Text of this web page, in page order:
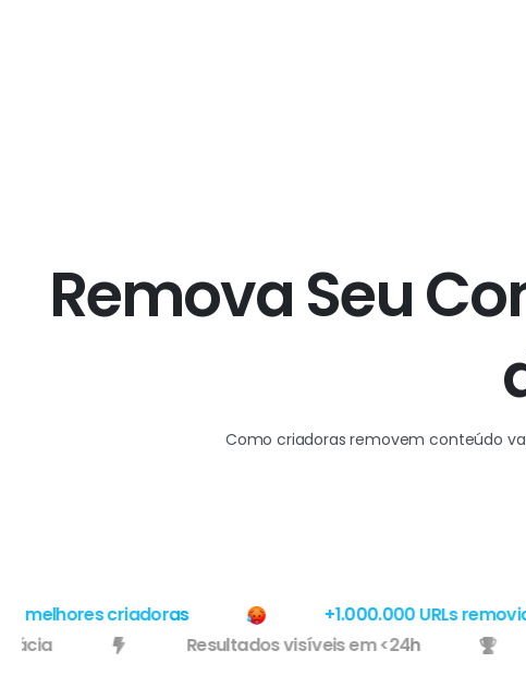
RemovaSeuCo
Como criadoras removem conteúdo
criadoras +1.000.000 URLs removidas
eficácia
Resultados visíveis em <24h